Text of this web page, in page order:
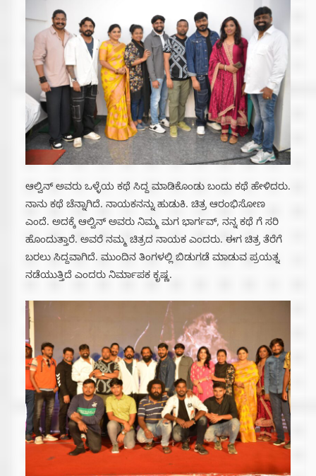
ಆಲ್ವಿನ್ ಅವರು ಒಳ್ಳೆಯ ಕಥೆ ಸಿದ್ದ ಮಾಡಿಕೊಂಡು ಬಂದು ಕಥೆ ಹೇಳಿದರು.
ನಾನು ಕಥೆ ಚೆನ್ನಾಗಿದೆ. ನಾಯಕನನ್ನು ಹುಡುಕಿ. ಚಿತ್ರ ಆರಂಭಿಸೋಣ
ಎಂದೆ. ಅದಕ್ಕೆ ಆಲ್ವಿನ್ ಅವರು ನಿಮ್ಮ ಮಗ ಭಾರ್ಗವ್, ನನ್ನ ಕಥೆ ಗೆ ಸರಿ
ಹೊಂದುತ್ತಾರೆ. ಅವರೆ ನಮ್ಮ ಚಿತ್ರದ ನಾಯಕ ಎಂದರು. ಈಗ ಚಿತ್ರ ತೆರೆಗೆ
ಬರಲು ಸಿದ್ದವಾಗಿದೆ. ಮುಂದಿನ ತಿಂಗಳಲ್ಲಿ ಬಿಡುಗಡೆ ಮಾಡುವ ಪ್ರಯತ್ನ
ನಡೆಯುತ್ತಿದೆ ಎಂದರು ನಿರ್ಮಾಪಕ ಕೃಷ್ಣ.